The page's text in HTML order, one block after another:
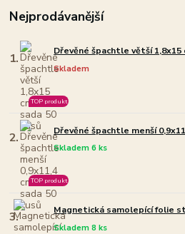
Nejprodávanější
1. Dřevěné špachtle větší 1,8x15
Skladem
TOP produkt
2. Dřevěné špachtle menší
Skladem 6 ks
TOP produkt
3. Magnetická samolepící folie
Skladem 8 ks